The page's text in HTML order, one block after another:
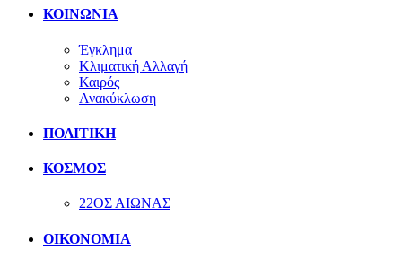
ΚΟΙΝΩΝΙΑ
Έγκλημα
Κλιματική Αλλαγή
Καιρός
Ανακύκλωση
ΠΟΛΙΤΙΚΗ
ΚΟΣΜΟΣ
22ΟΣ ΑΙΩΝΑΣ
ΟΙΚΟΝΟΜΙΑ